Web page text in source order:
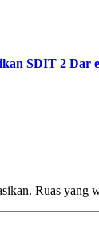
SDIT 2 Dar
Ruas yang